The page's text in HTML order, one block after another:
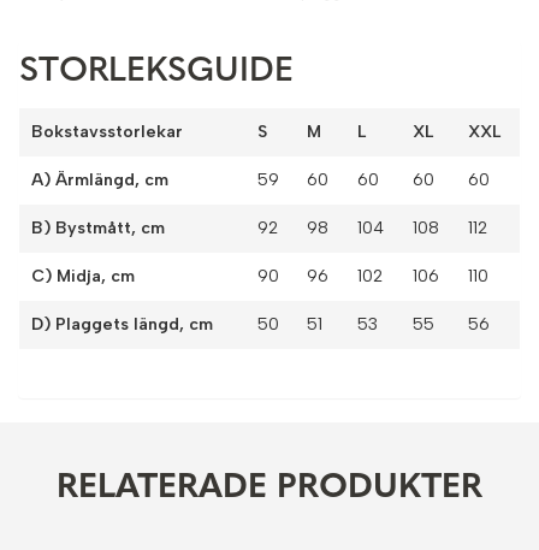
STORLEKSGUIDE
Bokstavsstorlekar S M L XL XXL
A) Ärmlängd, cm 59 60 60 60 60
B) Bystmått, cm 92 98 104 108 112
C) Midja, cm 90 96 102 106 110
D) Plaggets längd, cm 50 51 53 55 56
RELATERADE PRODUKTER